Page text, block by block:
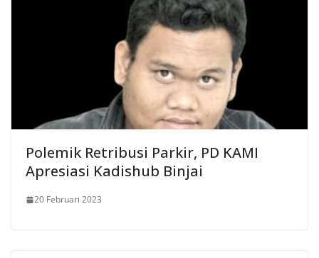
Polemik Retribusi Parkir, PD KAMI
Apresiasi Kadishub Binjai
20 Februari 2023